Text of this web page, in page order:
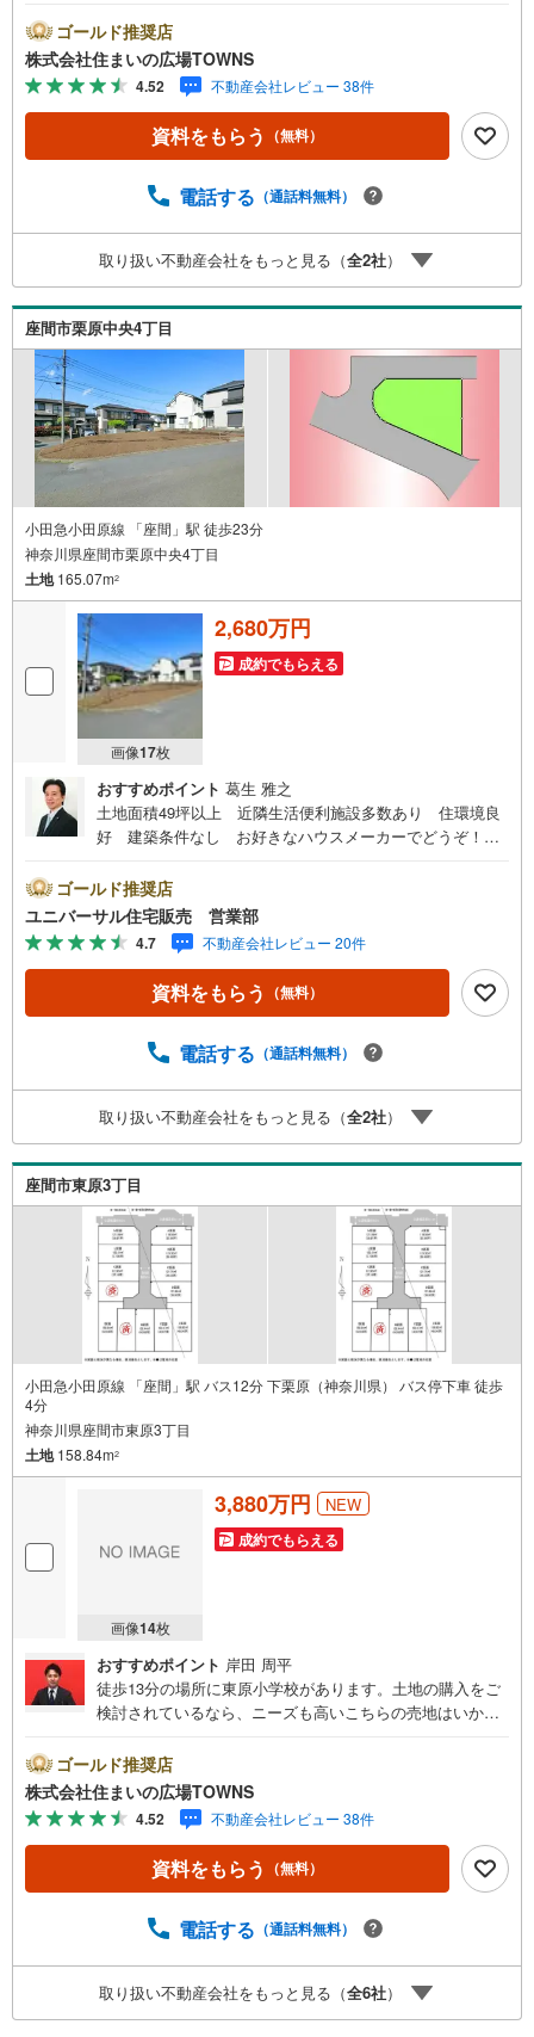
おすすめです。こちらの売地は、土地の購入を検討されて
いる方にイチオシとなっております。広さの心配がいらな
い土地面積124.92平米（公簿）。中高層住宅の良好な住環
境を守る、第一種中高層住居専用地域。【年中無休/9:00～
21:00】人気物件は特にお問い合わせが集中するため、お早
めにお電話下さい。「室内・現地を見学する」ボタンより
も承っております。○住宅ローンのご相談○ライフプランの
豊富なスタッフが親身になってお客様に合った物件をご紹
介させて頂きます！ /他社様掲載物件も併せてご紹介可能で
すのでお気軽にお問い合わせ下さい♪駐車場もございます
ので、お車でのお越しも大歓迎です！
ゴールド推奨店
株式会社住まいの広場TOWNS
4.52 不動産会社レビュー 38件
資料をもらう （無料）
電話する （通話料無料）
取り扱い不動産会社をもっと見る（全2社）
座間市栗原中央4丁目
小田急小田原線 「座間」駅 徒歩23分
神奈川県座間市栗原中央4丁目
土地165.07m2
画像17枚
2,680万円
成約でもらえる
おすすめポイント 葛生 雅之
土地面積49坪以上 近隣生活便利施設多数あり 住環境良
好 建築条件なし お好きなハウスメーカーでどうぞ！
相模原にて開業し、地元の相模原・町田を中心に数多くの
お客様の住まい探しを支えてまいりました。「安心に・丁
寧に・分かりやすく」を心がけながら皆様のお役に立ちた
いと思います。【何でもご相談ください！】不動産のご相
談もお気軽にご連絡ください物件詳細のことはもちろん、
売却相談、ローン診断等何でもご相談くださいお客様のお
が繋がりやすくなっております人気物件には特に問い合わ
地を見学する」ボタンよりご予約いただくとご見学がスム
ーズです
ゴールド推奨店
ユニバーサル住宅販売 営業部
4.7 不動産会社レビュー 20件
資料をもらう （無料）
電話する （通話料無料）
取り扱い不動産会社をもっと見る（全2社）
座間市東原3丁目
小田急小田原線 「座間」駅 バス12分 下栗原（神奈川県） バス停下車 徒歩
4分
神奈川県座間市東原3丁目
土地158.84m2
画像14枚
3,880万円 NEW
成約でもらえる
おすすめポイント 岸田 周平
徒歩13分の場所に東原小学校があります。土地の購入をご
検討されているなら、ニーズも高いこちらの売地はいかが
施設、工場などが混在している市街地のうち住宅の割合が
高い地域です。こちらの住宅用地は周囲も環境も整ってお
り、住まいの環境として一押しです。駅から徒歩10分圏内
に立地しています。土地面積は158.84平米（公簿）ありま
す。【年中無休/9:00～21:00】人気物件は特にお問い合わ
せが集中するため、お早めにお電話下さい。「室内・現地
す。■その他、各種ご相談も承っております。○住宅ローン
TOWNSからお客様へ経験豊富なスタッフが親身になってお
客様に合った物件をご紹介させて頂きます！ /他社様掲載物
件も併せてご紹介可能ですのでお気軽にお問い合わせ下さ
ゴールド推奨店
株式会社住まいの広場TOWNS
4.52 不動産会社レビュー 38件
資料をもらう （無料）
電話する （通話料無料）
取り扱い不動産会社をもっと見る（全6社）